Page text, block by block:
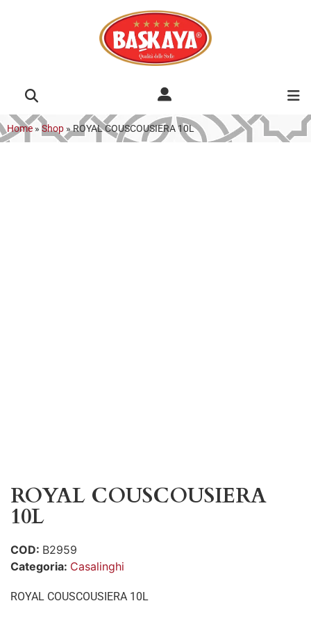
Home » Shop »ROYAL COUSCOUSIERA 10L
ROYAL COUSCOUSIERA
10L
COD: B2959
Categoria: Casalinghi
ROYAL COUSCOUSIERA 10L